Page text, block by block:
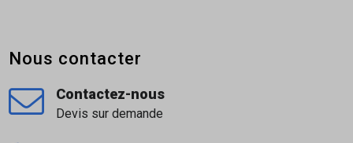
Nous contacter
Contactez-nous
Devis sur demande